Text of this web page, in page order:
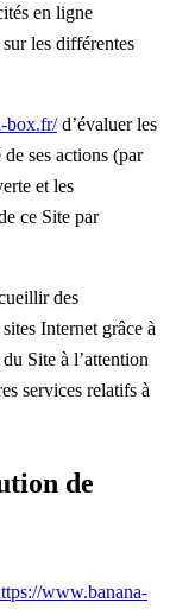
en ligne
les différentes
box.fr/d’évaluer les
ses actions (par
et les
ce Site par
des
Internet grâce à
Site à l’attention
services relatifs à
de
www.banana-